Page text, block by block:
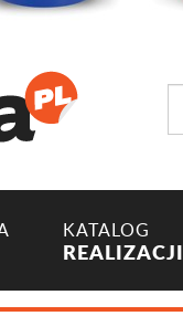
KATALOG
REALIZACJI